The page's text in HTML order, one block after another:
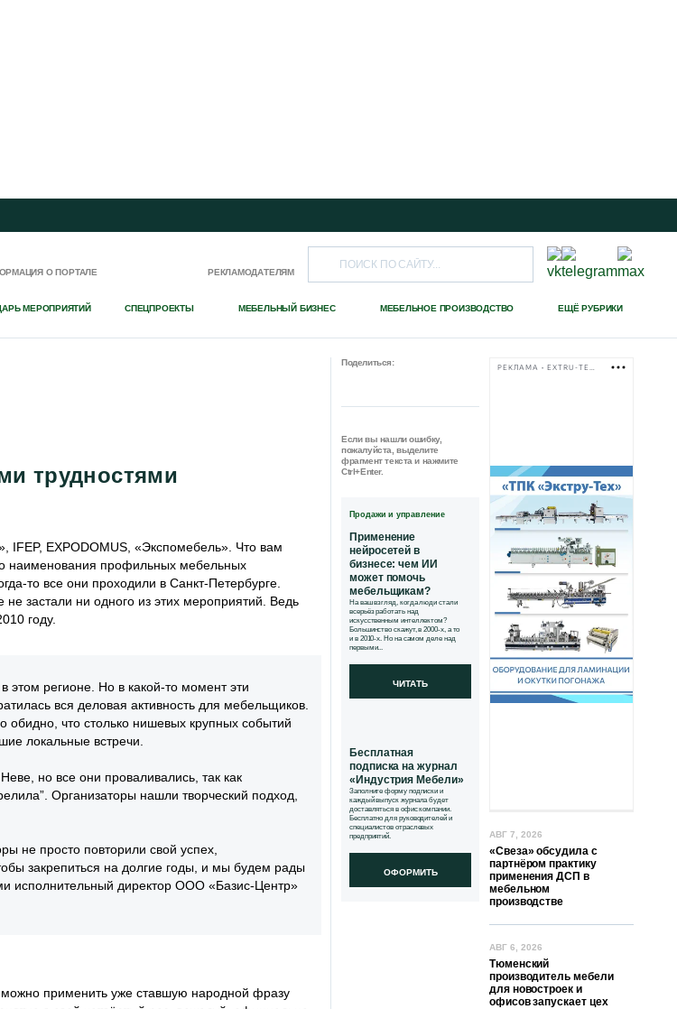
О ПОРТАЛЕ РЕКЛАМОДАТЕЛЯМ
МЕРОПРИЯТИЙ СПЕЦПРОЕКТЫ МЕБЕЛЬНЫЙ БИЗНЕС МЕБЕЛЬНОЕ ПРОИЗВОДСТВО ЕЩЁ РУБРИКИ
трудностями
IFEP, EXPODOMUS, «Экспомебель». Что вам
наименования профильных мебельных
то все они проходили в Санкт-Петербурге.
застали ни одного из этих мероприятий. Ведь
году.
регионе. Но в какой-то момент эти
вся деловая активность для мебельщиков.
обидно, что столько нишевых крупных событий
локальные встречи.
но все они проваливались, так как
Организаторы нашли творческий подход,
не просто повторили свой успех,
закрепиться на долгие годы, и мы будем рады
исполнительный директор ООО «Базис-Центр»
применить уже ставшую народной фразу
Поделиться:
Если вы нашли ошибку,
пожалуйста, выделите
фрагмент текста и нажмите
Ctrl+Enter.
Продажи и управление
Применение
нейросетей в
бизнесе: чем ИИ
может помочь
мебельщикам?
На ваш взгляд, когда люди стали
всерьёз работать над
искусственным интеллектом?
Большинство скажут, в 2000-х, а то
и в 2010-х. Но на самом деле над
первыми...
ЧИТАТЬ
Бесплатная
подписка на журнал
«Индустрия Мебели»
Заполните форму подписки и
каждый выпуск журнала будет
доставляться в офис компании.
Бесплатно для руководителей и
специалистов отраслевых
предприятий.
ОФОРМИТЬ
АВГ 7, 2026
«Свеза» обсудила с
партнёром практику
применения ДСП в
мебельном
производстве
АВГ 6, 2026
Тюменский
производитель мебели
для новостроек и
офисов запускает цех